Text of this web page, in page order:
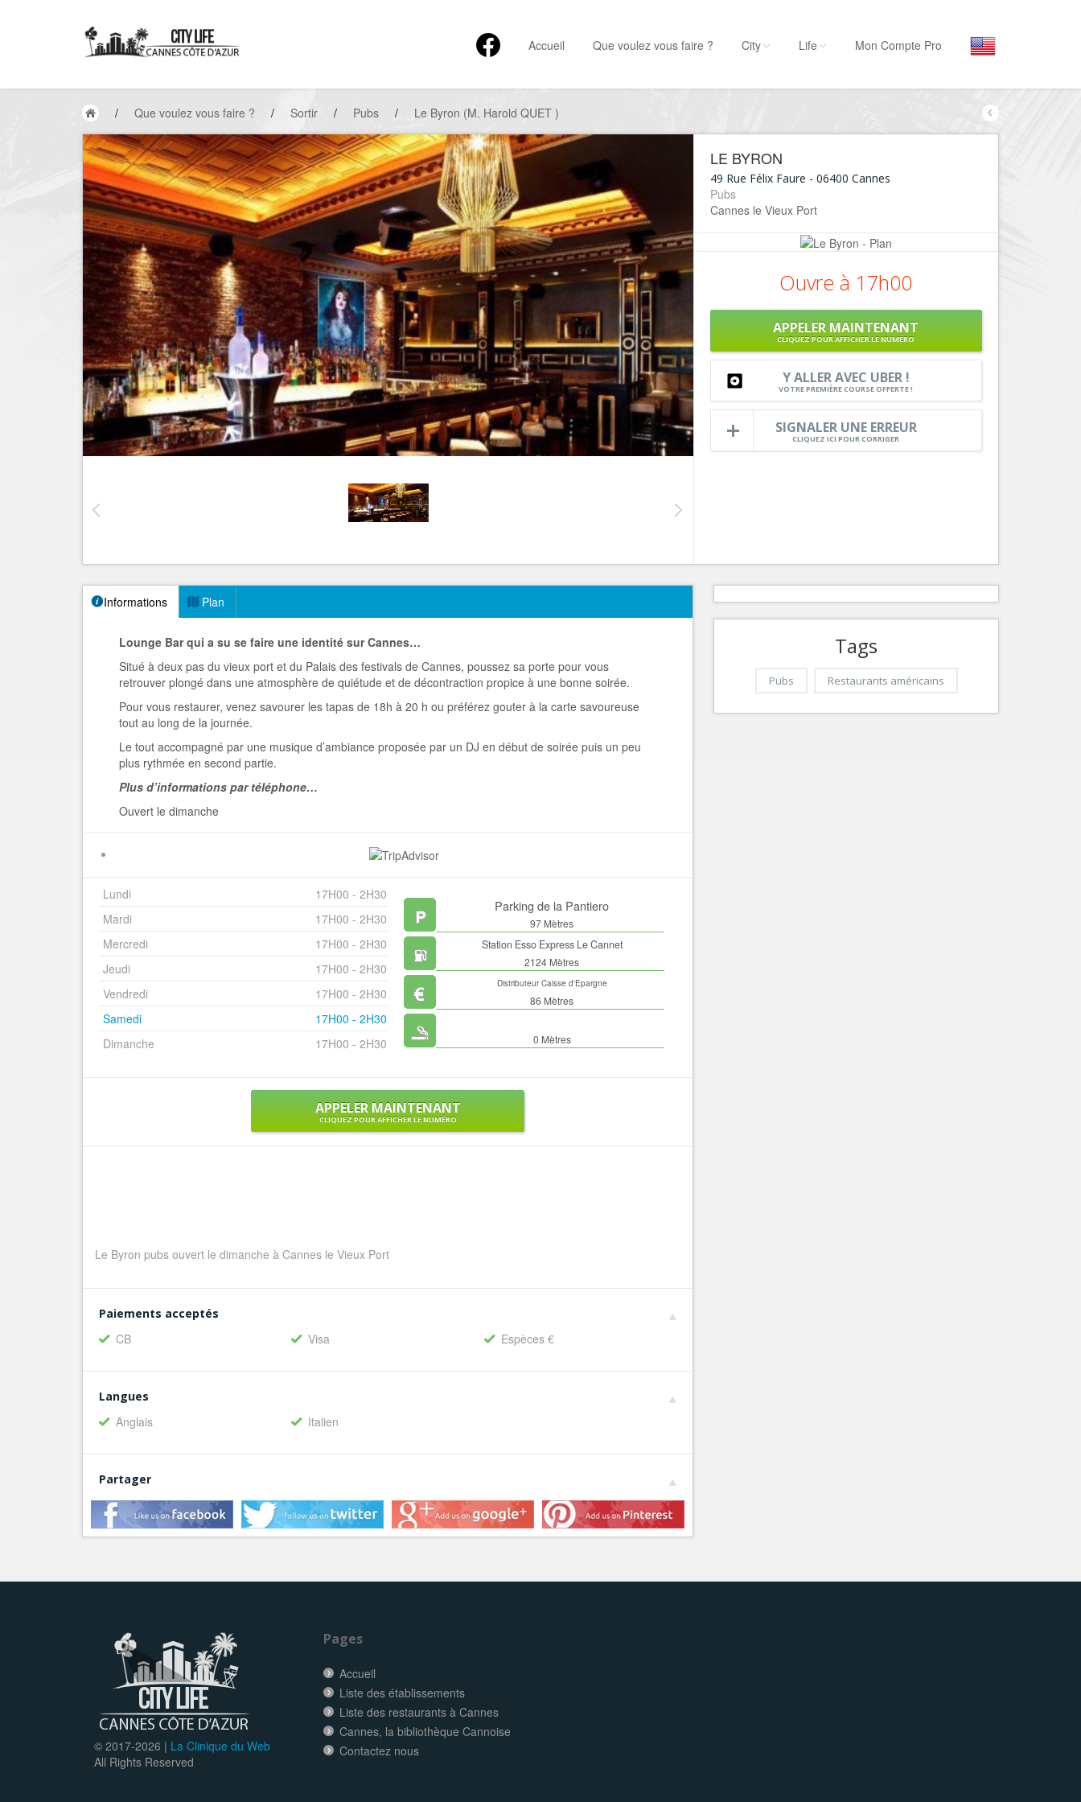
Accueil Que voulez vous faire ?
Mode, ...
Loisirs
Plages, sports, ...
Tourisme, ...
City Life Mon Compte Pro
/ Que voulez vous faire ? / Sortir / Pubs / Le Byron (M. Harold QUET )
LE BYRON
49 Rue Félix Faure - 06400 Cannes
Pubs
Cannes le Vieux Port
Ouvre à 17h00
APPELER MAINTENANT
CLIQUEZ POUR AFFICHER LE NUMÉRO
Y ALLER AVEC UBER !
VOTRE PREMIÈRE COURSE OFFERTE !
SIGNALER UNE ERREUR
CLIQUEZ ICI POUR CORRIGER
Informations Plan
Lounge Bar qui a su se faire une identité sur Cannes…
Situé à deux pas du vieux port et du Palais des festivals de Cannes, poussez sa porte pour vous
retrouver plongé dans une atmosphère de quiétude et de décontraction propice à une bonne soirée.
Pour vous restaurer, venez savourer les tapas de 18h à 20 h ou préférez gouter à la carte savoureuse
tout au long de la journée.
Le tout accompagné par une musique d’ambiance proposée par un DJ en début de soirée puis un peu
plus rythmée en second partie.
Plus d’informations par téléphone…
Ouvert le dimanche
Lundi
17H00 - 2H30
Mardi
17H00 - 2H30
Mercredi
17H00 - 2H30
Jeudi
17H00 - 2H30
Vendredi
17H00 - 2H30
Samedi
17H00 - 2H30
Dimanche
17H00 - 2H30
Parking de la Pantiero
97 Mètres
Station Esso Express Le Cannet
2124 Mètres
Distributeur Caisse d'Epargne
86 Mètres
0 Mètres
APPELER MAINTENANT
CLIQUEZ POUR AFFICHER LE NUMÉRO
Le Byron pubs ouvert le dimanche à Cannes le Vieux Port
Paiements acceptés
CB Visa Espèces €
Langues
Anglais Italien
Partager
Tags
Pubs Restaurants américains
© 2017-2026 | La Clinique du Web
All Rights Reserved
Pages
Accueil
Liste des établissements
Liste des restaurants à Cannes
Cannes, la bibliothèque Cannoise
Contactez nous